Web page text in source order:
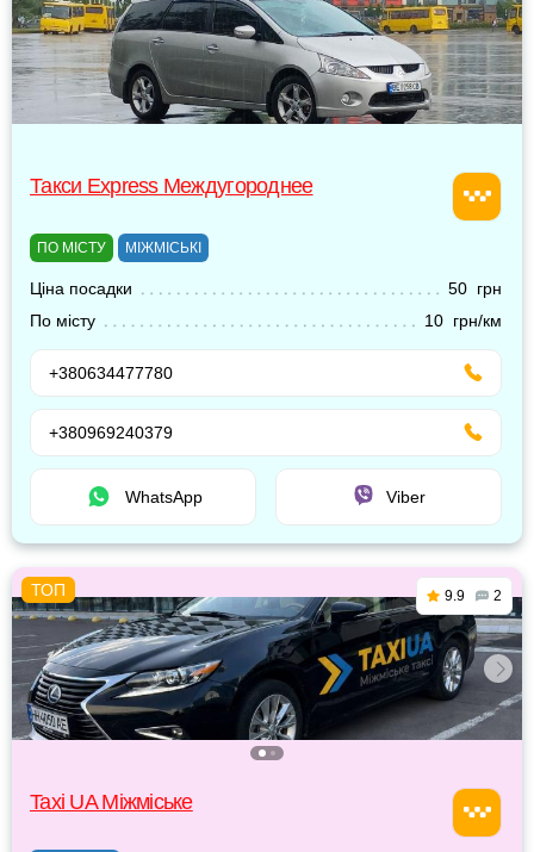
Такси Express Междугороднее
ПО МІСТУ МІЖМІСЬКІ
Ціна посадки
50 грн
По місту
10 грн/км
+380634477780
+380969240379
WhatsApp Viber
9.9 2
Taxi UA Міжміське